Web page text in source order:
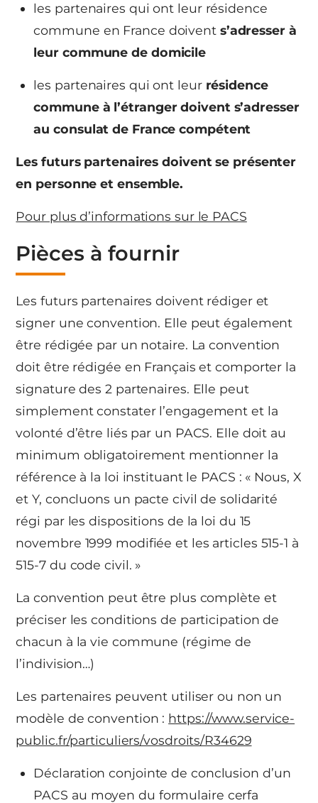
les partenaires qui ont leur résidence
commune en France doivent s’adresser à
leur commune de domicile
les partenaires qui ont leur résidence
commune à l’étranger doivent s’adresser
au consulat de France compétent
Les futurs partenaires doivent se présenter
en personne et ensemble.
Pour plus d’informations sur le PACS
Pièces à fournir
Les futurs partenaires doivent rédiger et
signer une convention. Elle peut également
être rédigée par un notaire. La convention
doit être rédigée en Français et comporter la
signature des 2 partenaires. Elle peut
simplement constater l’engagement et la
volonté d’être liés par un PACS. Elle doit au
minimum obligatoirement mentionner la
référence à la loi instituant le PACS : « Nous, X
et Y, concluons un pacte civil de solidarité
régi par les dispositions de la loi du 15
novembre 1999 modifiée et les articles 515-1 à
515-7 du code civil. »
La convention peut être plus complète et
préciser les conditions de participation de
chacun à la vie commune (régime de
l’indivision…)
Les partenaires peuvent utiliser ou non un
modèle de convention : https://www.service-
public.fr/particuliers/vosdroits/R34629
Déclaration conjointe de conclusion d’un
PACS au moyen du formulaire cerfa